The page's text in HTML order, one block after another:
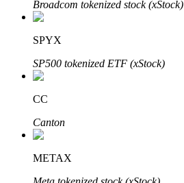
Bitrue AI
合夥人計劃
Broadcom tokenized stock (xStock)
SPYX
SP500 tokenized ETF (xStock)
CC
Canton
METAX